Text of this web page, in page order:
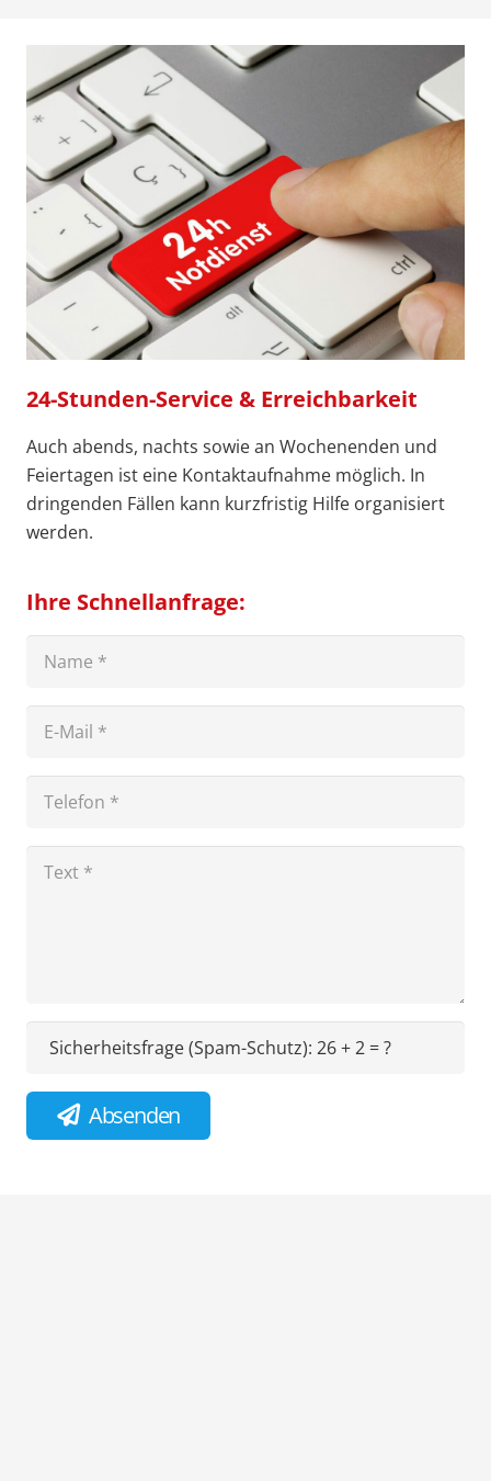
24-Stunden-Service & Erreichbarkeit
Auch abends, nachts sowie an Wochenenden und
Feiertagen ist eine Kontaktaufnahme möglich. In
dringenden Fällen kann kurzfristig Hilfe organisiert
werden.
Ihre Schnellanfrage:
Sicherheitsfrage (Spam-Schutz): 26 + 2 = ?
Absenden